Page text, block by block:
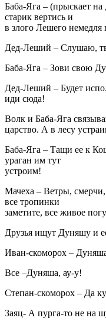
Баба-Яга – (прыскает
старик вертись и
в злого Лешего немедля
Дед-Леший – Слушаю,
Баба-Яга – Зови свою
Дед-Леший – Будет
иди сюда!
Волк и Баба-Яга
царство. А в лесу
Баба-Яга – Тащи ее к
ураган им тут
устроим!
Мачеха – Ветры,
все тропинки
заметите, все живое
Друзья ищут Дуняшу и
Иван-скоморох –
Все –Дуняша, ау-у!
Степан-скоморох – Да
Заяц- А пурга-то не на